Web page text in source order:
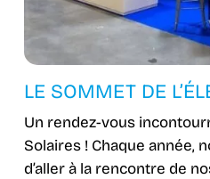
LE SOMMET DE
Un rendez-vous
Solaires ! Chaque année,
d’aller à la rencontre de